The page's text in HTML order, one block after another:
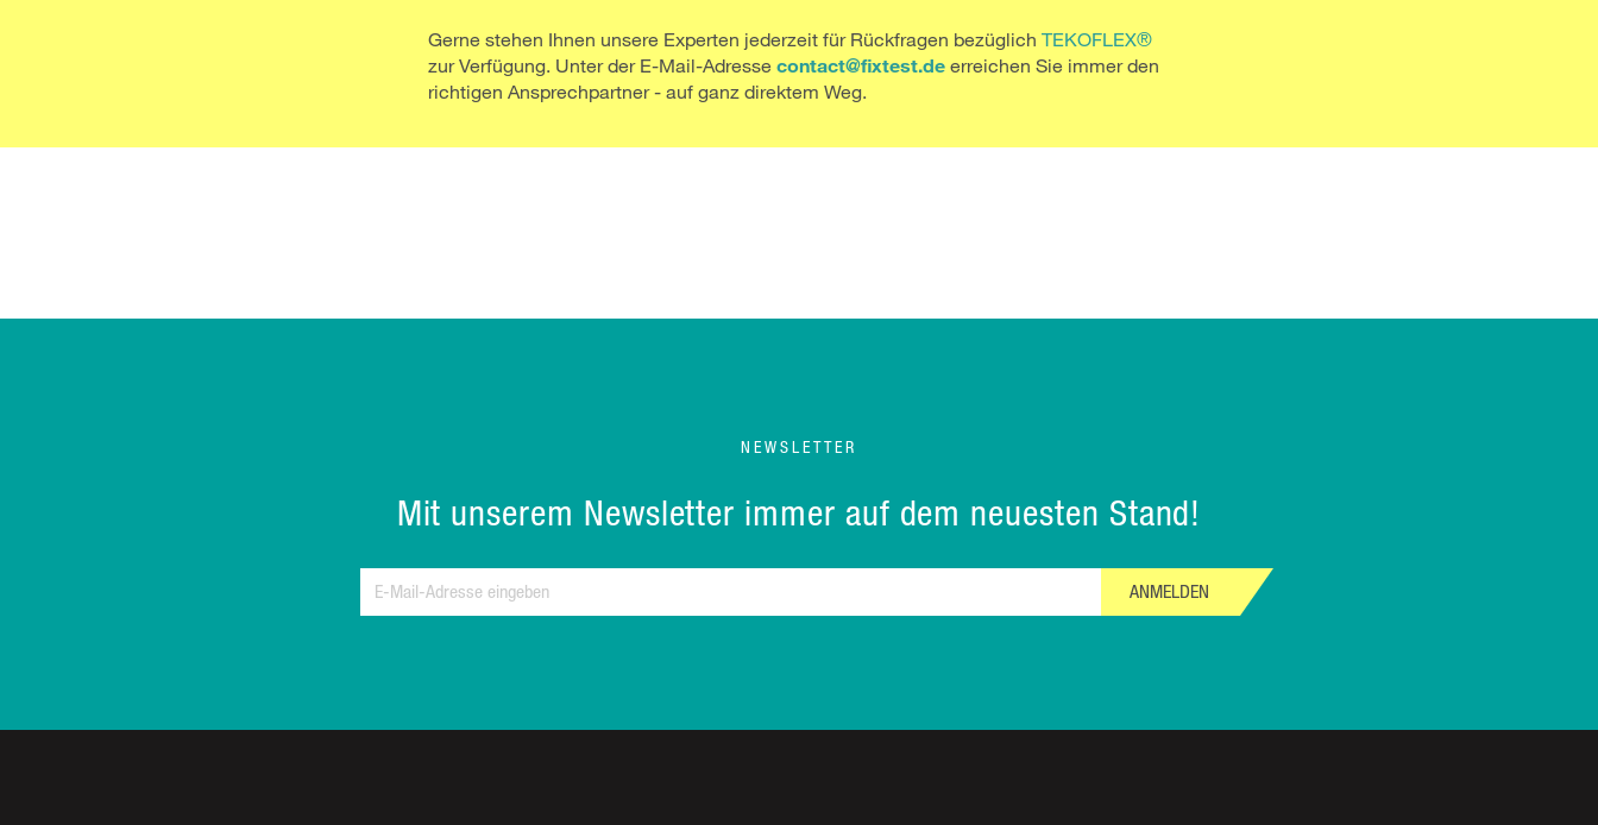
Gerne stehen Ihnen unsere Experten jederzeit für Rückfragen bezüglich TEKOFLEX®
zur Verfügung. Unter der E-Mail-Adresse contact@fixtest.de erreichen Sie immer den
richtigen Ansprechpartner - auf ganz direktem Weg.
NEWSLETTER
Mit unserem Newsletter immer auf dem neuesten Stand!
ANMELDEN